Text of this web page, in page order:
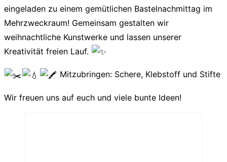
eingeladen zu einem gemütlichen Bastelnachmittag im
Mehrzweckraum! Gemeinsam gestalten wir
weihnachtliche Kunstwerke und lassen unserer
Kreativität freien Lauf.
Mitzubringen: Schere, Klebstoff und Stifte
Wir freuen uns auf euch und viele bunte Ideen!